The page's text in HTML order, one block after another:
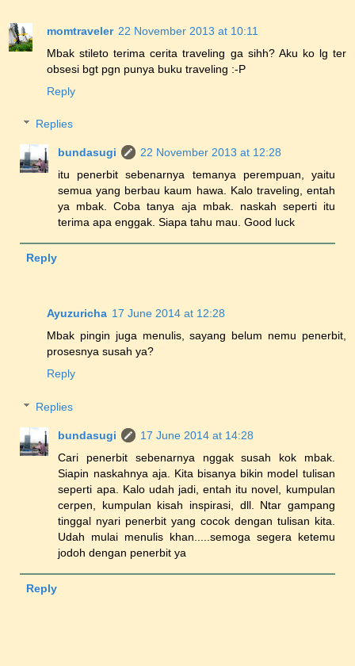
momtraveler 22 November 2013 at 10:11
Mbak stileto terima cerita traveling ga sihh? Aku ko lg ter
obsesi bgt pgn punya buku traveling :-P
Reply
Replies
bundasugi
22 November 2013 at 12:28
itu penerbit sebenarnya temanya perempuan, yaitu
semua yang berbau kaum hawa. Kalo traveling, entah
ya mbak. Coba tanya aja mbak. naskah seperti itu
terima apa enggak. Siapa tahu mau. Good luck
Reply
Ayuzuricha 17 June 2014 at 12:28
Mbak pingin juga menulis, sayang belum nemu penerbit,
prosesnya susah ya?
Reply
Replies
bundasugi
17 June 2014 at 14:28
Cari penerbit sebenarnya nggak susah kok mbak.
Siapin naskahnya aja. Kita bisanya bikin model tulisan
seperti apa. Kalo udah jadi, entah itu novel, kumpulan
cerpen, kumpulan kisah inspirasi, dll. Ntar gampang
tinggal nyari penerbit yang cocok dengan tulisan kita.
Udah mulai menulis khan.....semoga segera ketemu
jodoh dengan penerbit ya
Reply